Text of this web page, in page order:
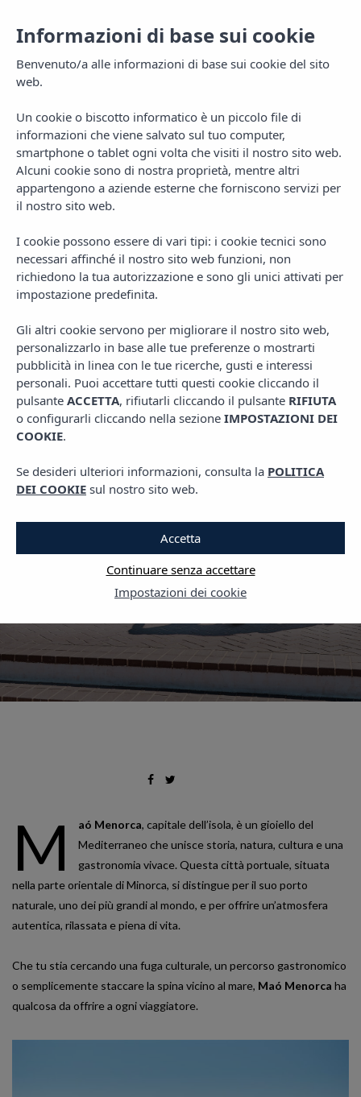
PIANI MINORCA
Maó Menorca: Scopri il
Fascino della Capitale di
Minorca e il suo
Impressionante Porto
Naturale
8 OTTOBRE, 2025
M aó Menorca, capitale dell’isola, è un gioiello del
Mediterraneo che unisce storia, natura, cultura e una
gastronomia vivace. Questa città portuale, situata
nella parte orientale di Minorca, si distingue per il suo porto
naturale, uno dei più grandi al mondo, e per offrire un’atmosfera
autentica, rilassata e piena di vita.
Che tu stia cercando una fuga culturale, un percorso gastronomico
o semplicemente staccare la spina vicino al mare, Maó Menorca ha
qualcosa da offrire a ogni viaggiatore.
Informazioni di base sui cookie
Benvenuto/a alle informazioni di base sui cookie del sito
web.
Un cookie o biscotto informatico è un piccolo file di
informazioni che viene salvato sul tuo computer,
smartphone o tablet ogni volta che visiti il nostro sito web.
Alcuni cookie sono di nostra proprietà, mentre altri
appartengono a aziende esterne che forniscono servizi per
il nostro sito web.
I cookie possono essere di vari tipi: i cookie tecnici sono
necessari affinché il nostro sito web funzioni, non
richiedono la tua autorizzazione e sono gli unici attivati per
impostazione predefinita.
Gli altri cookie servono per migliorare il nostro sito web,
personalizzarlo in base alle tue preferenze o mostrarti
pubblicità in linea con le tue ricerche, gusti e interessi
personali. Puoi accettare tutti questi cookie cliccando il
pulsante ACCETTA, rifiutarli cliccando il pulsante RIFIUTA
o configurarli cliccando nella sezione IMPOSTAZIONI DEI
COOKIE.
Se desideri ulteriori informazioni, consulta la POLITICA
DEI COOKIE sul nostro sito web.
Impostazioni dei cookie
Continuare senza accettare
Accetta